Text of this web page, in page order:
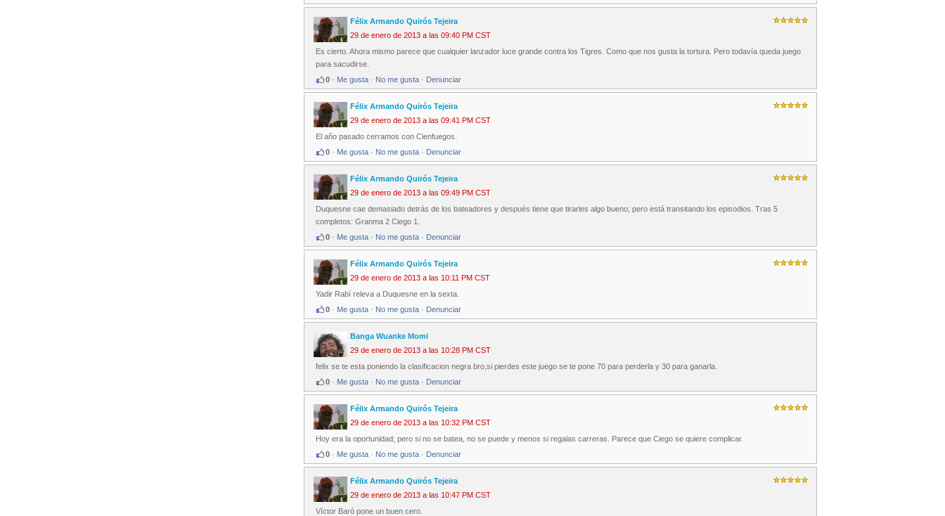
Félix Armando Quirós Tejeira
29 de enero de 2013 a las 09:40 PM CST
Es cierto. Ahora mismo parece que cualquier lanzador luce grande contra los Tigres. Como que nos gusta la tortura. Pero todavía queda juego
para sacudirse.
0 · Me gusta · No me gusta · Denunciar
Félix Armando Quirós Tejeira
29 de enero de 2013 a las 09:41 PM CST
El año pasado cerramos con Cienfuegos.
0 · Me gusta · No me gusta · Denunciar
Félix Armando Quirós Tejeira
29 de enero de 2013 a las 09:49 PM CST
Duquesne cae demasiado detrás de los bateadores y después tiene que tirarles algo bueno; pero está transitando los episodios. Tras 5
completos: Granma 2 Ciego 1.
0 · Me gusta · No me gusta · Denunciar
Félix Armando Quirós Tejeira
29 de enero de 2013 a las 10:11 PM CST
Yadir Rabí releva a Duquesne en la sexta.
0 · Me gusta · No me gusta · Denunciar
Banga Wuanke Momi
29 de enero de 2013 a las 10:28 PM CST
felix se te esta poniendo la clasificacion negra bro,si pierdes este juego se te pone 70 para perderla y 30 para ganarla.
0 · Me gusta · No me gusta · Denunciar
Félix Armando Quirós Tejeira
29 de enero de 2013 a las 10:32 PM CST
Hoy era la oportunidad; pero si no se batea, no se puede y menos si regalas carreras. Parece que Ciego se quiere complicar.
0 · Me gusta · No me gusta · Denunciar
Félix Armando Quirós Tejeira
29 de enero de 2013 a las 10:47 PM CST
Víctor Baró pone un buen cero.